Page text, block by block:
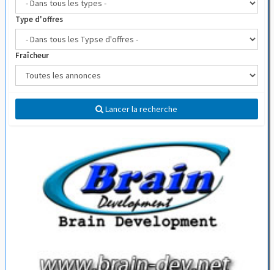
Type d'offres
Fraîcheur
Lancer la recherche